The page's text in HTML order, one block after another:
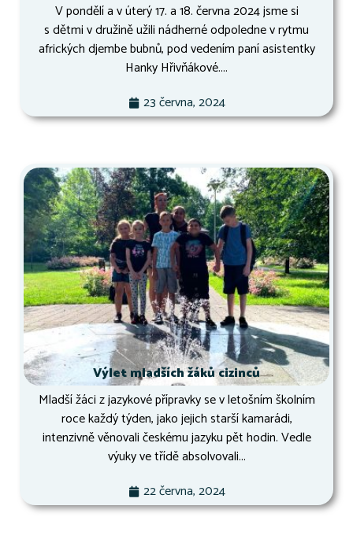
V pondělí a v úterý 17. a 18. června 2024 jsme si
s dětmi v družině užili nádherné odpoledne v rytmu
afrických djembe bubnů, pod vedením paní asistentky
Hanky Hřivňákové....
23 června, 2024
Výlet mladších žáků cizinců
Mladší žáci z jazykové přípravky se v letošním školním
roce každý týden, jako jejich starší kamarádi,
intenzivně věnovali českému jazyku pět hodin. Vedle
výuky ve třídě absolvovali...
22 června, 2024